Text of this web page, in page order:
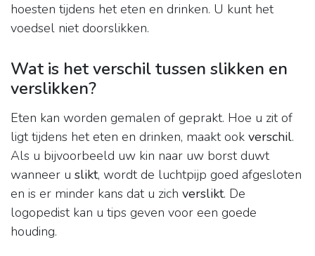
hoesten tijdens het eten en drinken. U kunt het
voedsel niet doorslikken.
Wat is het verschil tussen slikken en
verslikken?
Eten kan worden gemalen of geprakt. Hoe u zit of
ligt tijdens het eten en drinken, maakt ook verschil.
Als u bijvoorbeeld uw kin naar uw borst duwt
wanneer u slikt, wordt de luchtpijp goed afgesloten
en is er minder kans dat u zich verslikt. De
logopedist kan u tips geven voor een goede
houding.